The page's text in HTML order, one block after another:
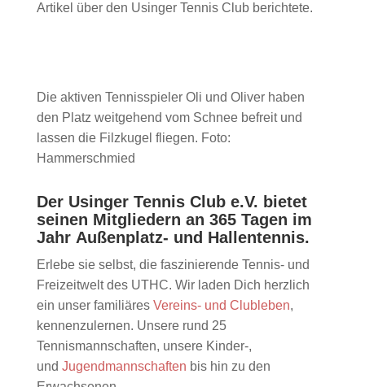
Artikel über den Usinger Tennis Club berichtete.
Die aktiven Tennisspieler Oli und Oliver haben
den Platz weitgehend vom Schnee befreit und
lassen die Filzkugel fliegen. Foto:
Hammerschmied
Der Usinger Tennis Club e.V. bietet
seinen Mitgliedern an 365 Tagen im
Jahr Außenplatz- und Hallentennis.
Erlebe sie selbst, die faszinierende Tennis- und
Freizeitwelt des UTHC. Wir laden Dich herzlich
ein unser familiäres Vereins- und Clubleben,
kennenzulernen. Unsere rund 25
Tennismannschaften, unsere Kinder-,
und Jugendmannschaften bis hin zu den